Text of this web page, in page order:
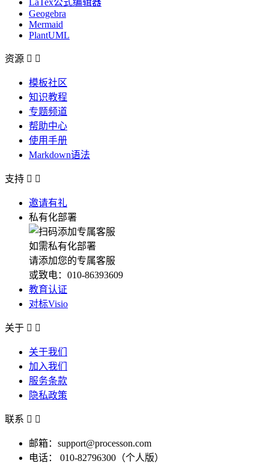
Geogebra
Mermaid
PlantUML
资源  
模板社区
知识教程
专题频道
帮助中心
使用手册
Markdown语法
支持  
邀请有礼
私有化部署
如需私有化部署
请添加您的专属客服
或致电：010-86393609
教育认证
对标Visio
关于  
关于我们
加入我们
服务条款
隐私政策
联系  
邮箱：support@processon.com
电话：
010-82796300（个人版）